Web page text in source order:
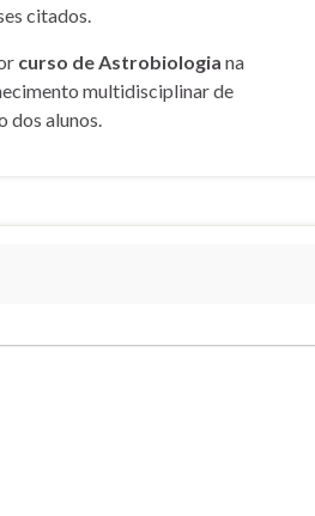
citados.
curso de Astrobiologia na
multidisciplinar de
dos alunos.